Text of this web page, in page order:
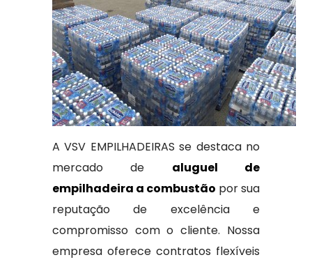
A VSV EMPILHADEIRAS se destaca no
mercado de aluguel de
empilhadeira a combustão por sua
reputação de excelência e
compromisso com o cliente. Nossa
empresa oferece contratos flexíveis